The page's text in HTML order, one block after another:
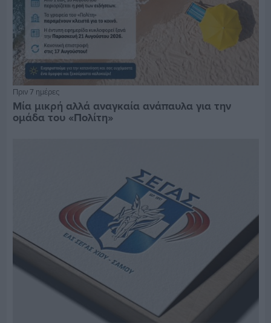
Πριν 7 ημέρες
Μία μικρή αλλά αναγκαία ανάπαυλα για την
ομάδα του «Πολίτη»